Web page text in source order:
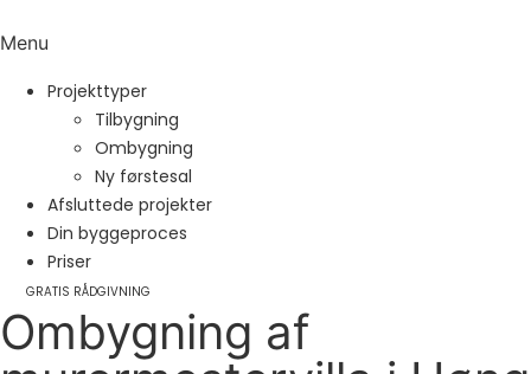
Menu
Projekttyper
Tilbygning
Ombygning
Ny førstesal
Afsluttede projekter
Din byggeproces
Priser
GRATIS RÅDGIVNING
Ombygning af